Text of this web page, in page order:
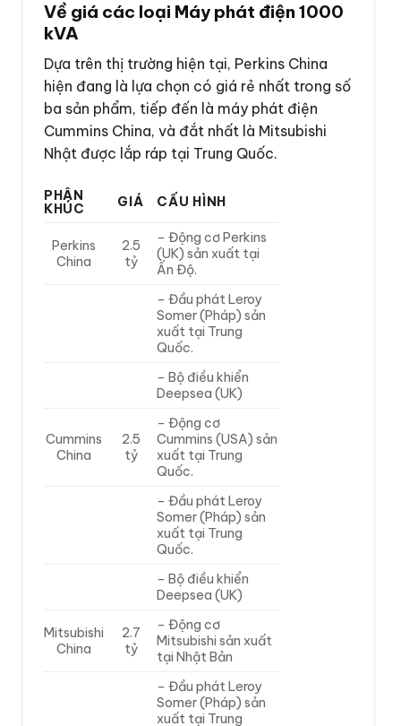
Về giá các loại Máy phát điện 1000
kVA
Dựa trên thị trường hiện tại, Perkins China
hiện đang là lựa chọn có giá rẻ nhất trong số
ba sản phẩm, tiếp đến là máy phát điện
Cummins China, và đắt nhất là Mitsubishi
Nhật được lắp ráp tại Trung Quốc.
PHÂN
KHÚC
GIÁ CẤU HÌNH
Perkins
China
2.5
tỷ
– Động cơ Perkins
(UK) sản xuất tại
Ấn Độ.
– Đầu phát Leroy
Somer (Pháp) sản
xuất tại Trung
Quốc.
– Bộ điều khiển
Deepsea (UK)
Cummins
China
2.5
tỷ
– Động cơ
Cummins (USA) sản
xuất tại Trung
Quốc.
– Đầu phát Leroy
Somer (Pháp) sản
xuất tại Trung
Quốc.
– Bộ điều khiển
Deepsea (UK)
Mitsubishi
China
2.7
tỷ
– Động cơ
Mitsubishi sản xuất
tại Nhật Bản
– Đầu phát Leroy
Somer (Pháp) sản
xuất tại Trung